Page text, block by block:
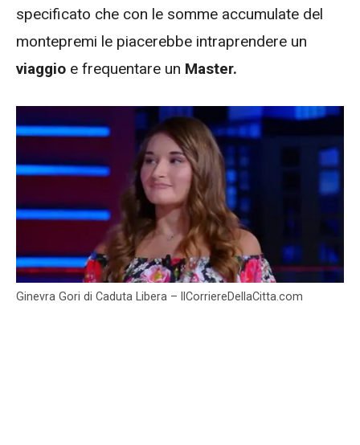
specificato che con le somme accumulate del
montepremi le piacerebbe intraprendere un
viaggio e frequentare un Master.
Ginevra Gori di Caduta Libera – IlCorriereDellaCitta.com